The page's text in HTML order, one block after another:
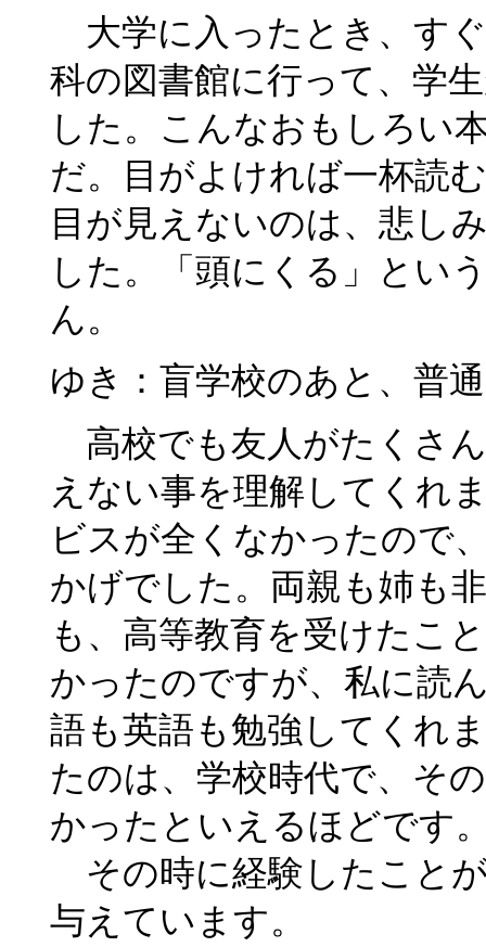
大学に入ったとき、す
科の図書館に行って、学
した。こんなおもしろい
だ。目がよければ一杯読
目が見えないのは、悲し
した。「頭にくる」とい
ん。
ゆき：盲学校のあと、普
高校でも友人がたくさ
えない事を理解してくれ
ビスが全くなかったので
かげでした。両親も姉も
も、高等教育を受けたこ
かったのですが、私に読
語も英語も勉強してくれ
たのは、学校時代で、そ
かったといえるほどです
その時に経験したこと
与えています。